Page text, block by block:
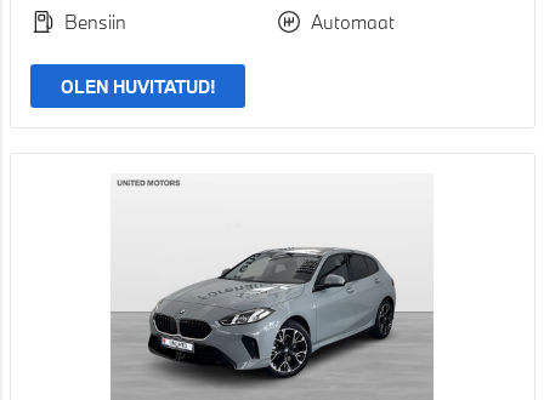
Bensiin
Automaat
OLEN HUVITATUD!